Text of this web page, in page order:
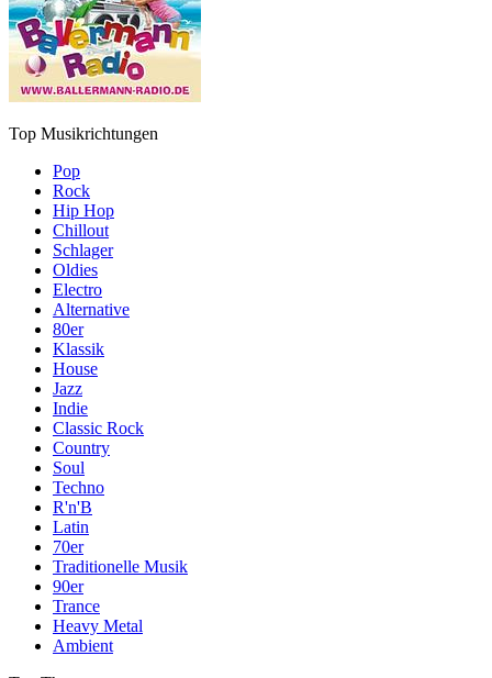
Top Musikrichtungen
Pop
Rock
Hip Hop
Chillout
Schlager
Oldies
Electro
Alternative
80er
Klassik
House
Jazz
Indie
Classic Rock
Country
Soul
Techno
R'n'B
Latin
70er
Traditionelle Musik
90er
Trance
Heavy Metal
Ambient